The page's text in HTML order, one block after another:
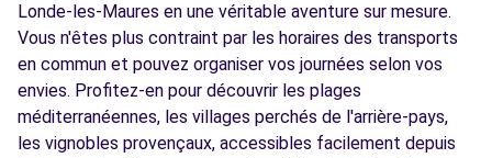
75 AVENUE JEAN JAURES
CARQUEIRANNE, 83320
Voir l'agence
Londe-les-Maures en une véritable aventure sur mesure.
Vous n'êtes plus contraint par les horaires des transports
en commun et pouvez organiser vos journées selon vos
envies. Profitez-en pour découvrir les plages
méditerranéennes, les villages perchés de l'arrière-pays,
les vignobles provençaux, accessibles facilement depuis